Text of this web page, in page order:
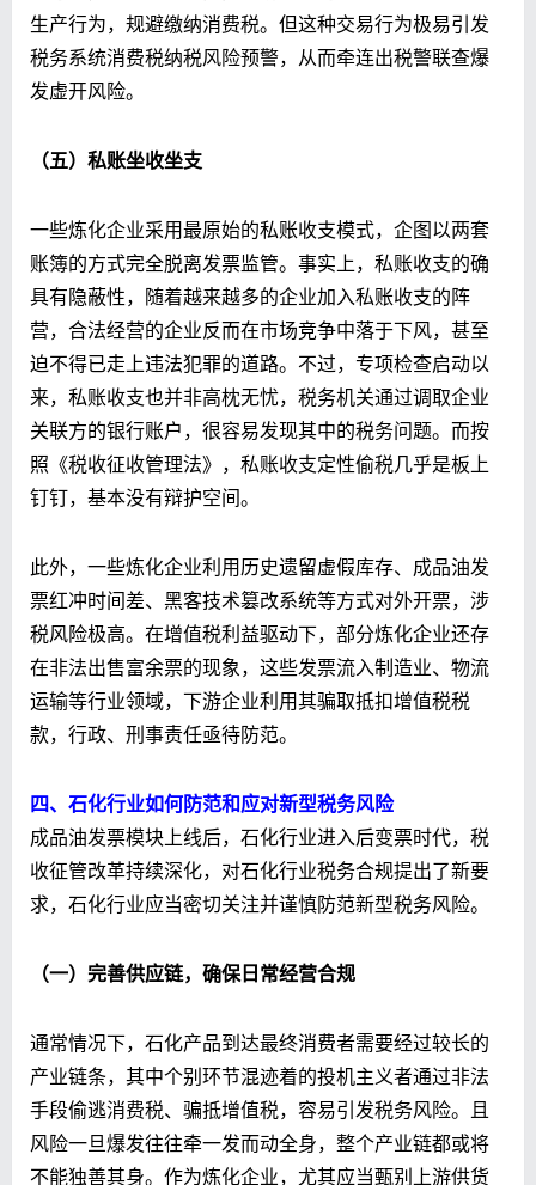
生产行为，规避缴纳消费税。但这种交易行为极易引发
税务系统消费税纳税风险预警，从而牵连出税警联查爆
发虚开风险。
（五）私账坐收坐支
一些炼化企业采用最原始的私账收支模式，企图以两套
账簿的方式完全脱离发票监管。事实上，私账收支的确
具有隐蔽性，随着越来越多的企业加入私账收支的阵
营，合法经营的企业反而在市场竞争中落于下风，甚至
迫不得已走上违法犯罪的道路。不过，专项检查启动以
来，私账收支也并非高枕无忧，税务机关通过调取企业
关联方的银行账户，很容易发现其中的税务问题。而按
照《税收征收管理法》，私账收支定性偷税几乎是板上
钉钉，基本没有辩护空间。
此外，一些炼化企业利用历史遗留虚假库存、成品油发
票红冲时间差、黑客技术篡改系统等方式对外开票，涉
税风险极高。在增值税利益驱动下，部分炼化企业还存
在非法出售富余票的现象，这些发票流入制造业、物流
运输等行业领域，下游企业利用其骗取抵扣增值税税
款，行政、刑事责任亟待防范。
四、石化行业如何防范和应对新型税务风险
成品油发票模块上线后，石化行业进入后变票时代，税
收征管改革持续深化，对石化行业税务合规提出了新要
求，石化行业应当密切关注并谨慎防范新型税务风险。
（一）完善供应链，确保日常经营合规
通常情况下，石化产品到达最终消费者需要经过较长的
产业链条，其中个别环节混迹着的投机主义者通过非法
手段偷逃消费税、骗抵增值税，容易引发税务风险。且
风险一旦爆发往往牵一发而动全身，整个产业链都或将
不能独善其身。作为炼化企业，尤其应当甄别上游供货